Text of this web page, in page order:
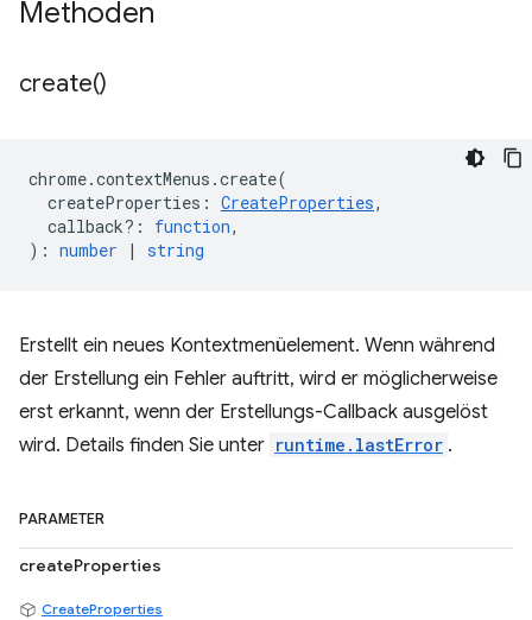
Methoden
create()
chrome.contextMenus .create(
createProperties : CreateProperties,
callback? : function,
) : number | string
Erstellt ein neues Kontextmenüelement. Wenn während
der Erstellung ein Fehler auftritt, wird er möglicherweise
erst erkannt, wenn der Erstellungs-Callback ausgelöst
wird. Details finden Sie unter runtime.lastError .
PARAMETER
createProperties
CreateProperties